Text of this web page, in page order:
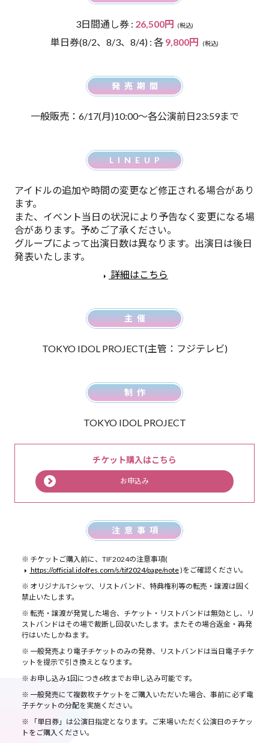
3日間通し券 : 26,500円 (税込)
単日券(8/2、8/3、8/4) : 各 9,800円 (税込)
発売期間
一般販売：6/17(月)10:00〜各公演前日23:59まで
LINEUP
アイドルの追加や時間の変更など修正される場合があり
ます。
また、イベント当日の状況により予告なく変更になる場
合があります。予めご了承ください。
グループによって出演日数は異なります。出演日は後日
発表いたします。
詳細はこちら
主催
TOKYO IDOL PROJECT(主管：フジテレビ)
制作
TOKYO IDOL PROJECT
チケット購入はこちら
お申込み
注意事項
チケットご購入前に、TIF2024の注意事項(
https://official.idolfes.com/s/tif2024/page/note)をご確認ください。
オリジナルTシャツ、リストバンド、特典権利等の転売・譲渡は固く
禁止いたします。
転売・譲渡が発覚した場合、チケット・リストバンドは無効とし、リ
ストバンドはその場で裁断し回収いたします。またその場合返金・再発
行はいたしかねます。
一般発売より電子チケットのみの発券、リストバンドは当日電子チケ
ットを提示で引き換えとなります。
お申し込み1回につき6枚までお申し込み可能です。
一般発売にて複数枚チケットをご購入いただいた場合、事前に必ず電
子チケットの分配を実施ください。
「単日券」は公演日指定となります。ご来場いただく公演日のチケッ
トをご購入ください。